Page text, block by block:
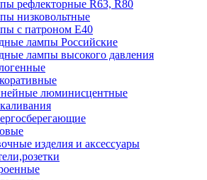
рефлекторные R63, R80
низковольтные
с патроном Е40
лампы Российские
лампы высокого давления
люминисцентные
изделия и аксессуары